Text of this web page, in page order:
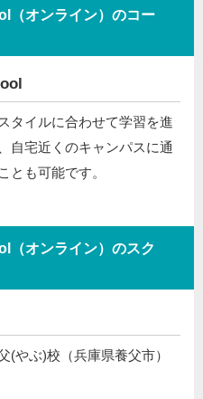
（オンライン）のコー
タイルに合わせて学習を進
自宅近くのキャンパスに通
とも可能です。
オンライン）のスク
(やぶ)校（兵庫県養父市）